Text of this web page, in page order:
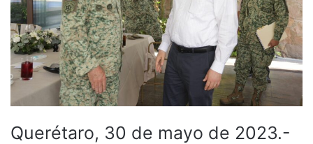
Querétaro, 30 de mayo de 2023.-